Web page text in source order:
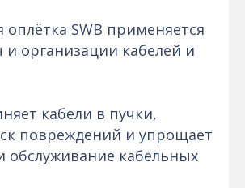
оплётка SWB применяется
организации кабелей и
кабели в пучки,
повреждений и упрощает
обслуживание кабельных